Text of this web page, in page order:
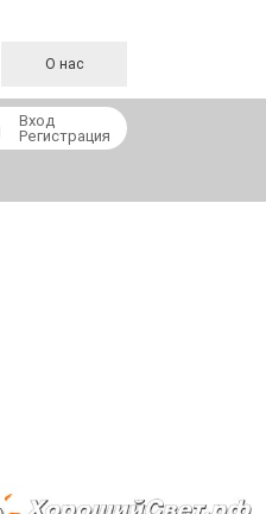
О нас
Вход
Регистрация